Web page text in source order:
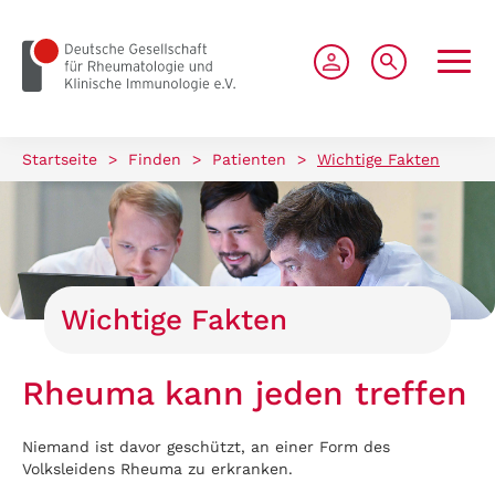
Startseite > Finden > Patienten > Wichtige Fakten
Wichtige Fakten
Rheuma kann jeden treffen
Niemand ist davor geschützt, an einer Form des
Volksleidens Rheuma zu erkranken.